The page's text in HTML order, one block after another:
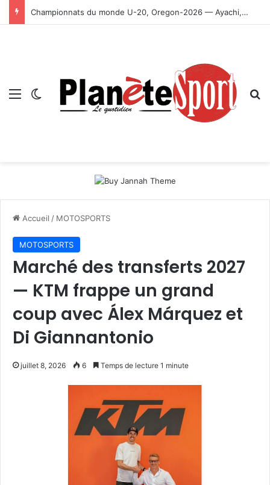
Championnats du monde U-20, Oregon-2026 — Ayachi, Dissa, Touahria et Ghezali en finale
Menu Switch skin
Accueil / MOTOSPORTS
MOTOSPORTS
Marché des transferts 2027
— KTM frappe un grand
coup avec Álex Márquez et
Di Giannantonio
juillet 8, 2026 6 Temps de lecture 1 minute